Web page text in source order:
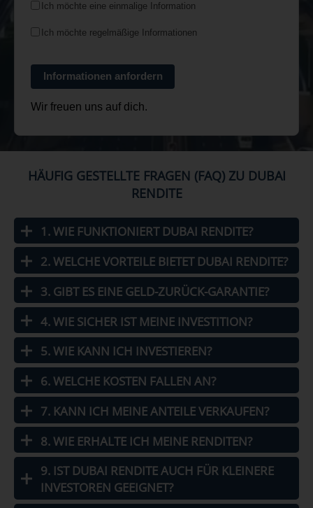
Ich möchte eine einmalige Information
Ich möchte regelmäßige Informationen
Informationen anfordern
Wir freuen uns auf dich.
HÄUFIG GESTELLTE FRAGEN (FAQ) ZU DUBAI
RENDITE
1. WIE FUNKTIONIERT DUBAI RENDITE?
2. WELCHE VORTEILE BIETET DUBAI RENDITE?
3. GIBT ES EINE GELD-ZURÜCK-GARANTIE?
4. WIE SICHER IST MEINE INVESTITION?
5. WIE KANN ICH INVESTIEREN?
6. WELCHE KOSTEN FALLEN AN?
7. KANN ICH MEINE ANTEILE VERKAUFEN?
8. WIE ERHALTE ICH MEINE RENDITEN?
9. IST DUBAI RENDITE AUCH FÜR KLEINERE
INVESTOREN GEEIGNET?